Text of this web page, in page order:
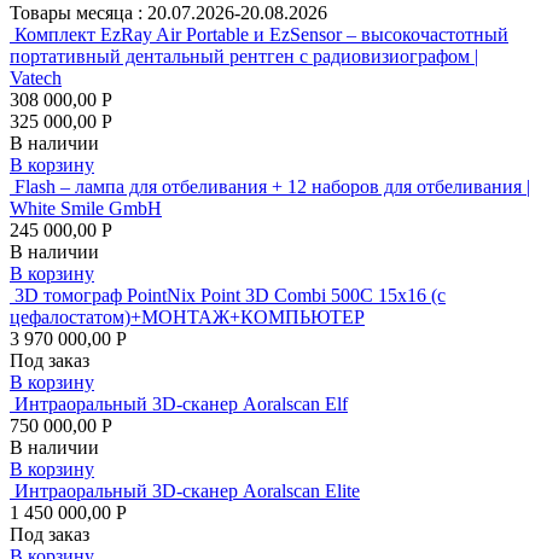
Товары месяца : 20.07.2026-20.08.2026
Комплект EzRay Air Portable и EzSensor – высокочастотный
портативный дентальный рентген с радиовизиографом |
Vatech
308 000,00 Р
325 000,00 Р
В наличии
В корзину
Flash – лампа для отбеливания + 12 наборов для отбеливания |
White Smile GmbH
245 000,00 Р
В наличии
В корзину
3D томограф PointNix Point 3D Combi 500C 15х16 (с
цефалостатом)+МОНТАЖ+КОМПЬЮТЕР
3 970 000,00 Р
Под заказ
В корзину
Интраоральный 3D-сканер Aoralscan Elf
750 000,00 Р
В наличии
В корзину
Интраоральный 3D-сканер Aoralscan Elite
1 450 000,00 Р
Под заказ